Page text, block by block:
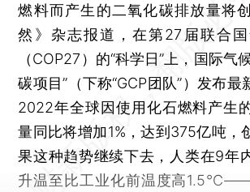
燃料而产生的二氧化碳排放量将
然》杂志报道，在第27届联合
（COP27）的“科学日”上，国际气
碳项目”（下称“GCP团队”）发布
2022年全球因使用化石燃料产生
量同比将增加1%，达到375亿吨，
果这种趋势继续下去，人类在9年
升温至比工业化前温度高